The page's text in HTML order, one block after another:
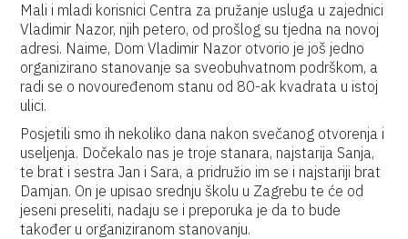
Mali i mladi korisnici Centra za pružanje usluga u zajednici
Vladimir Nazor, njih petero, od prošlog su tjedna na novoj
adresi. Naime, Dom Vladimir Nazor otvorio je još jedno
organizirano stanovanje sa sveobuhvatnom podrškom, a
radi se o novouređenom stanu od 80-ak kvadrata u istoj
ulici.
Posjetili smo ih nekoliko dana nakon svečanog otvorenja i
useljenja. Dočekalo nas je troje stanara, najstarija Sanja,
te brat i sestra Jan i Sara, a pridružio im se i najstariji brat
Damjan. On je upisao srednju školu u Zagrebu te će od
jeseni preseliti, nadaju se i preporuka je da to bude
također u organiziranom stanovanju.